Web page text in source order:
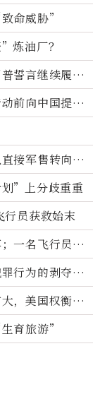
命威胁”
炼油厂？
誓言继续履行
前向中国提供
接军售转向间
”上分歧重重
行员获救始末
一名飞行员失
行为的剥夺公
，美国权衡地
育旅游”